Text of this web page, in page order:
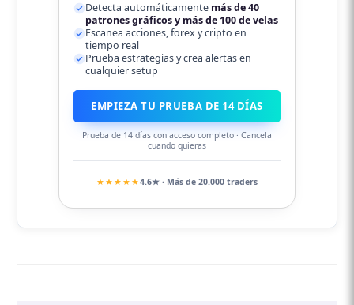
Detecta automáticamente más de 40
patrones gráficos y más de 100 de velas
Escanea acciones, forex y cripto en
tiempo real
Prueba estrategias y crea alertas en
cualquier setup
EMPIEZA TU PRUEBA DE 14 DÍAS
Prueba de 14 días con acceso completo · Cancela
cuando quieras
★★★★★4.6★ · Más de 20.000 traders